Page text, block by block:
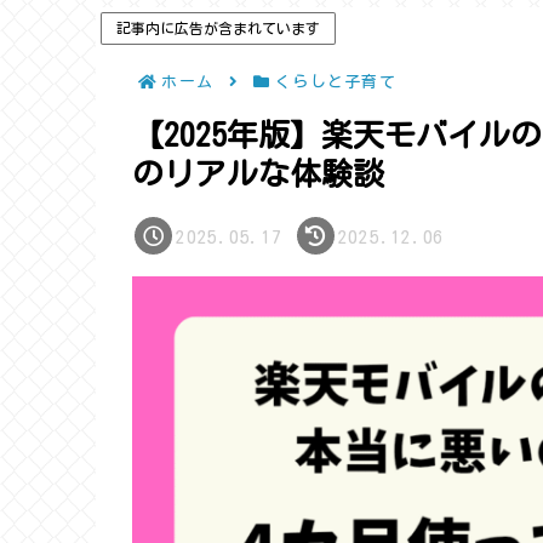
記事内に広告が含まれています
ホーム くらしと子育て
【2025年版】楽天モバイル
のリアルな体験談
2025.05.17 2025.12.06